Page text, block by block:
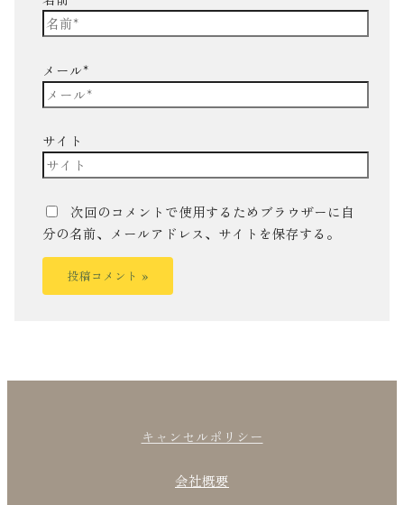
メール*
サイト
次回のコメントで使用するためブラウザーに自
分の名前、メールアドレス、サイトを保存する。
キャンセルポリシー
会社概要